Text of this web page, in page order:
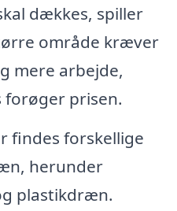
dækkes, spiller
område kræver
mere arbejde,
prisen.
findes forskellige
herunder
plastikdræn.